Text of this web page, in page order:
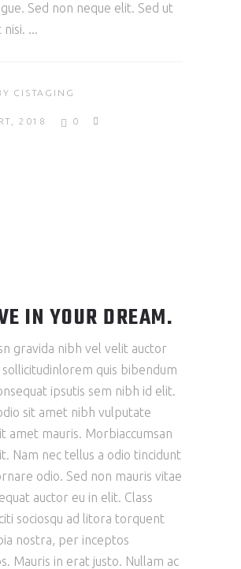
Sed non neque elit. Sed ut
CISTAGING
2018 0
IN YOUR DREAM.
gravida nibh vel velit auctor
sollicitudinlorem quis bibendum
ipsutis sem nibh id elit.
sit amet nibh vulputate
amet mauris. Morbiaccumsan
Nam nec tellus a odio tincidunt
odio. Sed non mauris vitae
auctor eu in elit. Class
sociosqu ad litora torquent
nostra, per inceptos
Mauris in erat justo. Nullam ac